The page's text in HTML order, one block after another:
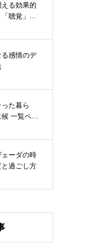
る効果的
聴覚」の
感情のデ
った暮ら
一覧ペー
ーダの時
過ごし方